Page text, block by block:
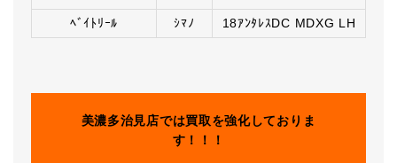
ﾍﾞｲﾄﾘｰﾙ
ｼﾏﾉ 18ｱﾝﾀﾚｽDC MDXG LH
美濃多治見店では買取を強化しておりま
す！！！